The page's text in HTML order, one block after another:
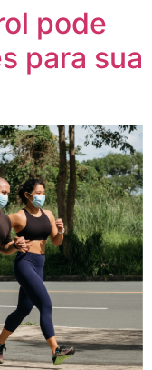
pode
para sua